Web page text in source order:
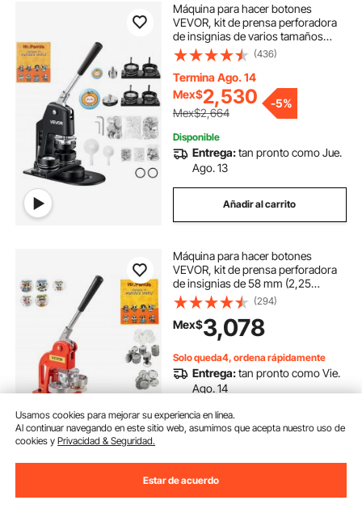
Máquina para hacer botones
VEVOR, kit de prensa perforadora
de insignias de varios tamaños
(1+2,25 pulgadas), regalo DIY para
niños, creador de pines,
suministros para hacer botones
con 500 piezas, cortador circular y
libro mágico.
(436)
Termina Ago. 14
Mex$2,530
Mex$2,664
-5%
Disponible
Entrega:tan pronto como Jue.
Ago. 13
Añadir al carrito
Máquina para hacer botones
VEVOR, kit de prensa perforadora
de insignias de 58 mm (2,25
pulgadas), máquina para hacer pins
de regalo para niños, suministros
para hacer botones con 500 piezas
de botones, cortador circular y libro
mágico
(294)
Mex$3,078
Solo queda4, ordena rápidamente
Entrega:tan pronto como Vie.
Ago. 14
Añadir al carrito
VEVOR - Alfombrilla de drenaje
Usamos cookies para mejorar su experiencia en línea.
Al continuar navegando en este sitio web, asumimos que acepta nuestro uso de
cookies yPrivacidad & Seguridad.
Estar de acuerdo